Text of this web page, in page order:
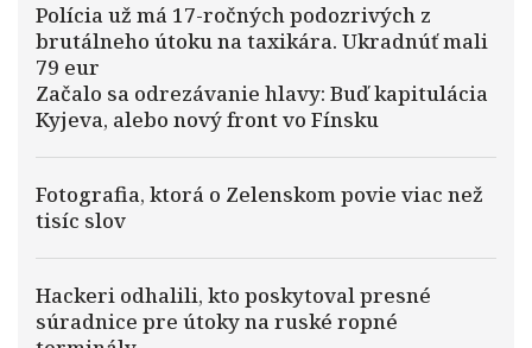
Polícia už má 17-ročných podozrivých z
brutálneho útoku na taxikára. Ukradnúť mali
79 eur
Začalo sa odrezávanie hlavy: Buď kapitulácia
Kyjeva, alebo nový front vo Fínsku
Fotografia, ktorá o Zelenskom povie viac než
tisíc slov
Hackeri odhalili, kto poskytoval presné
súradnice pre útoky na ruské ropné